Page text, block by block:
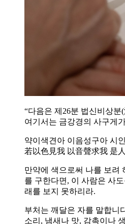
“다음은 제26분 법신비상분
여기서는 금강경의 사구게
약이색견아 이음성구아 시
若以色見我 以音聲求我 是
만약에 색으로써 나를 보려
를 구한다면, 이 사람은 사
래를 보지 못하리라.
부처는 깨달은 자를 말합니
소리, 냄새나 맛, 감촉이나